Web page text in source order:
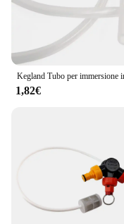
1,82€